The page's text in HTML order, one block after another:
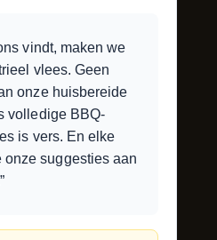
vindt, maken we
vlees. Geen
onze huisbereide
volledige BBQ-
is vers. En elke
suggesties aan